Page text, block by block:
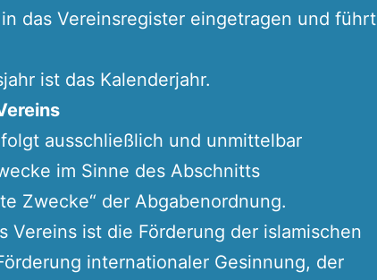
das Vereinsregister eingetragen und führt
ist das Kalenderjahr.
ausschließlich und unmittelbar
im Sinne des Abschnitts
Zwecke“ der Abgabenordnung.
Vereins ist die Förderung der islamischen
internationaler Gesinnung, der